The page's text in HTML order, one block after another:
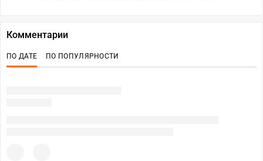
Комментарии
ПО ДАТЕ ПО ПОПУЛЯРНОСТИ